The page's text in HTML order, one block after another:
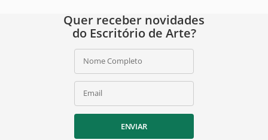
Quer receber novidades
do Escritório de Arte?
Nome Completo
Email
ENVIAR